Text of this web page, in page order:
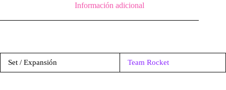
Información adicional
Set / Expansión Team Rocket